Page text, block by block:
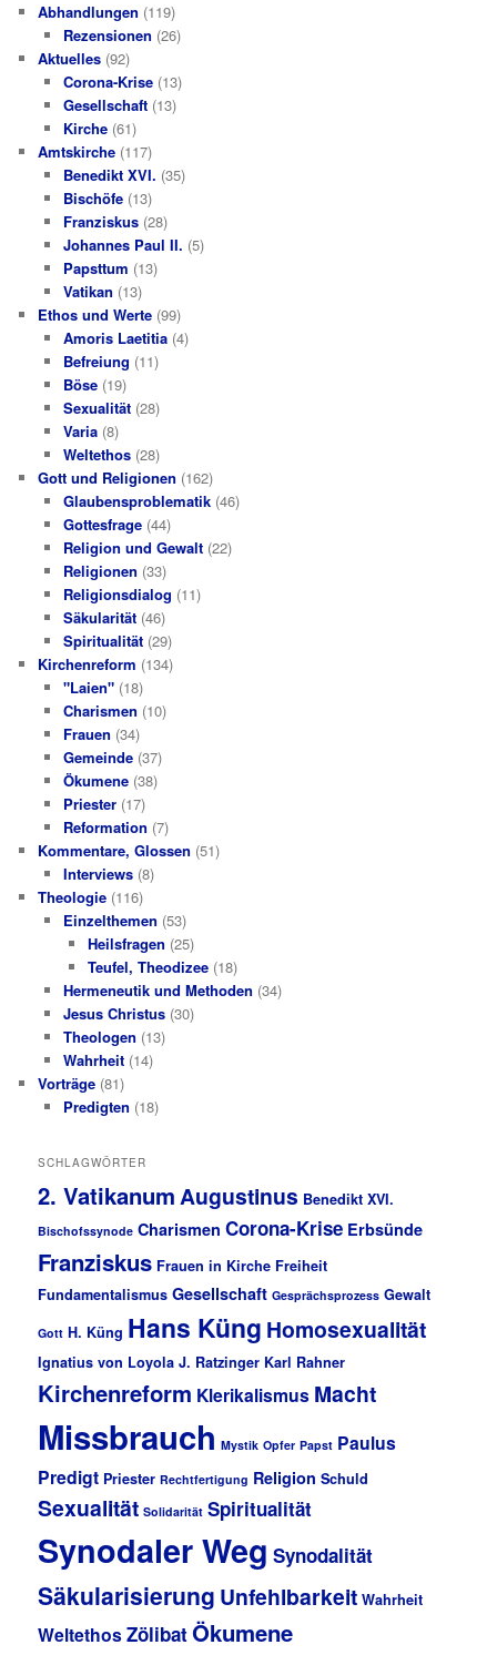
Abhandlungen (119)
Rezensionen (26)
Aktuelles (92)
Corona-Krise(13)
Gesellschaft(13)
Kirche(61)
Amtskirche (117)
Benedikt XVI. (35)
Bischöfe(13)
Franziskus(28)
Johannes Paul II. (5)
Papsttum (13)
Vatikan (13)
Ethos und Werte (99)
Amoris Laetitia(4)
Befreiung (11)
Böse(19)
Sexualität(28)
Varia(8)
Weltethos(28)
Gott und Religionen (162)
Glaubensproblematik(46)
Gottesfrage(44)
Religion und Gewalt(22)
Religionen (33)
Religionsdialog (11)
Säkularität(46)
Spiritualität(29)
Kirchenreform (134)
"Laien"(18)
Charismen (10)
Frauen (34)
Gemeinde(37)
Ökumene(38)
Priester(17)
Reformation (7)
Kommentare, Glossen (51)
Interviews(8)
Theologie (116)
Einzelthemen (53)
Heilsfragen (25)
Teufel, Theodizee (18)
Hermeneutik und Methoden (34)
Jesus Christus(30)
Theologen (13)
Wahrheit(14)
Vorträge (81)
Predigten (18)
SCHLAGWÖRTER
2. VatikanumAugustinus Benedikt XVI.
Bischofssynode Charismen Corona-Krise Erbsünde
Franziskus Frauen in Kirche Freiheit
Fundamentalismus Gesellschaft Gesprächsprozess Gewalt
Gott H. Küng Hans Küng Homosexualität
Ignatius von Loyola J. Ratzinger Karl Rahner
Kirchenreform Klerikalismus Macht
Missbrauch Mystik Opfer Papst Paulus
Predigt Priester Rechtfertigung Religion Schuld
Sexualität Solidarität Spiritualität
Synodaler Weg Synodalität
Säkularisierung Unfehlbarkeit Wahrheit
WeltethosZölibatÖkumene